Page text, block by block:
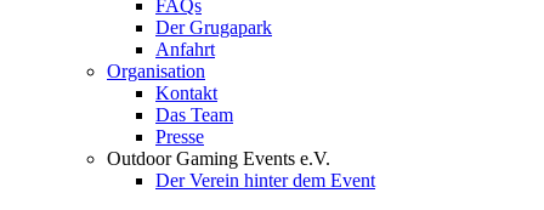
FAQs
Der Grugapark
Anfahrt
Organisation
Kontakt
Das Team
Presse
Outdoor Gaming Events e.V.
Der Verein hinter dem Event